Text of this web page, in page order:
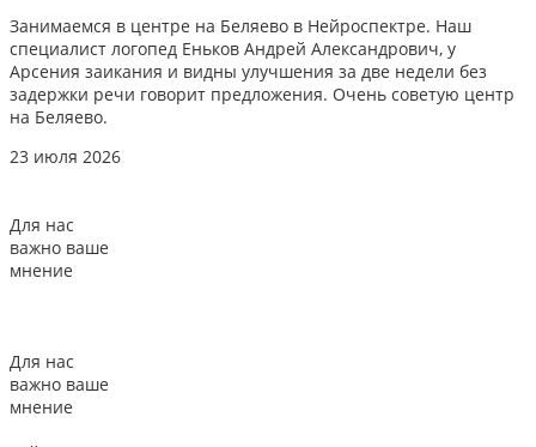
Занимаемся в центре на Беляево в Нейроспектре. Наш
специалист логопед Еньков Андрей Александрович, у
Арсения заикания и видны улучшения за две недели без
задержки речи говорит предложения. Очень советую центр
на Беляево.
23 июля 2026
Для нас
важно ваше
мнение
Для нас
важно ваше
мнение